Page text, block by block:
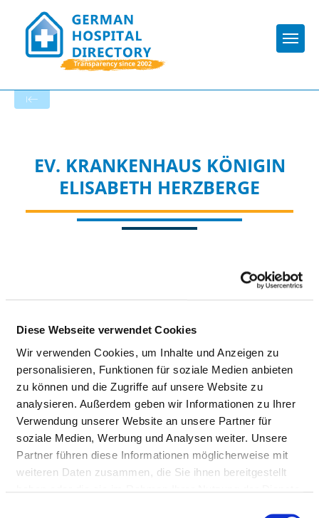
Diese Webseite verwendet Cookies
Wir verwenden Cookies, um Inhalte und Anzeigen zu
personalisieren, Funktionen für soziale Medien anbieten
zu können und die Zugriffe auf unsere Website zu
analysieren. Außerdem geben wir Informationen zu Ihrer
Verwendung unserer Website an unsere Partner für
soziale Medien, Werbung und Analysen weiter. Unsere
Partner führen diese Informationen möglicherweise mit
weiteren Daten zusammen, die Sie ihnen bereitgestellt
EV. KRANKENHAUS KÖNIGIN
ELISABETH HERZBERGE
Nursing staff
Therapeutic staff
DOCTORS (M/F)
Staffing of the specialist department with doctors
(m/f). Employees who cannot be clearly assigned to a
specialist department are recorded overall for the